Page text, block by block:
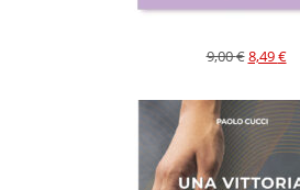
9,00€8,49€